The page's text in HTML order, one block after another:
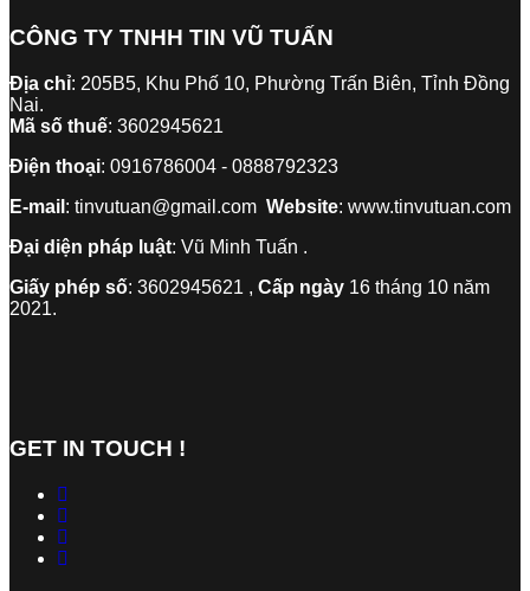
CÔNG TY TNHH TIN VŨ TUẤN
Địa chỉ: 205B5, Khu Phố 10, Phường Trấn Biên, Tỉnh Đồng
Nai.
Mã số thuế: 3602945621
Điện thoại: 0916786004 - 0888792323
E-mail : tinvutuan@gmail.com Website: www.tinvutuan.com
Đại diện pháp luật: Vũ Minh Tuấn .
Giấy phép số: 3602945621 , Cấp ngày 16 tháng 10 năm
2021.
GET IN TOUCH !